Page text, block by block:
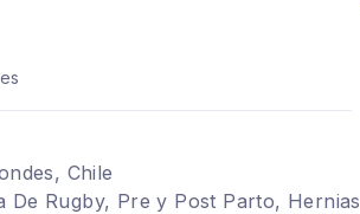
Chile
De Rugby, Pre y Post Parto, Hernias